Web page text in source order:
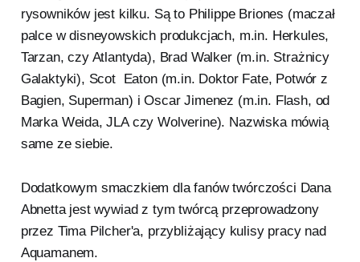
rysowników jest kilku. Są to Philippe Briones (maczał
palce w disneyowskich produkcjach, m.in. Herkules,
Tarzan, czy Atlantyda), Brad Walker (m.in. Strażnicy
Galaktyki), Scot Eaton (m.in. Doktor Fate, Potwór z
Bagien, Superman) i Oscar Jimenez (m.in. Flash, od
Marka Weida, JLA czy Wolverine). Nazwiska mówią
same ze siebie.
Dodatkowym smaczkiem dla fanów twórczości Dana
Abnetta jest wywiad z tym twórcą przeprowadzony
przez Tima Pilcher'a, przybliżający kulisy pracy nad
Aquamanem.